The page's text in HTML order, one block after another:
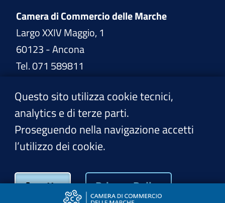
Camera di Commercio delle Marche
Largo XXIV Maggio, 1
60123 - Ancona
Tel. 071 589811
www.marche.camcom.it
PEC:cciaa@pec.marche.camcom.it
Questo sito utilizza cookie tecnici,
analytics e di terze parti.
Proseguendo nella navigazione accetti
l’utilizzo dei cookie.
Accetto Privacy Policy